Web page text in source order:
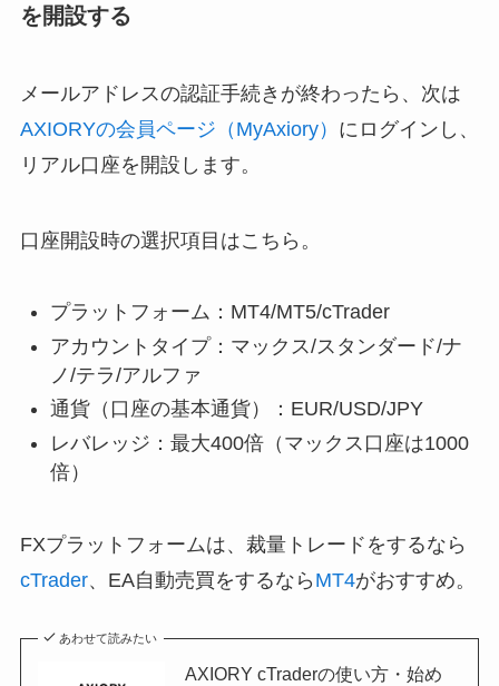
を開設する
メールアドレスの認証手続きが終わったら、次は
AXIORYの会員ページ（MyAxiory） にログインし、
リアル口座を開設します。
口座開設時の選択項目はこちら。
プラットフォーム：MT4/MT5/cTrader
アカウントタイプ：マックス/スタンダード/ナ
ノ/テラ/アルファ
通貨（口座の基本通貨）：EUR/USD/JPY
レバレッジ：最大400倍（マックス口座は1000
倍）
FXプラットフォームは、裁量トレードをするなら
cTrader、EA自動売買をするなら MT4がおすすめ。
あわせて読みたい
AXIORY cTraderの使い方・始め